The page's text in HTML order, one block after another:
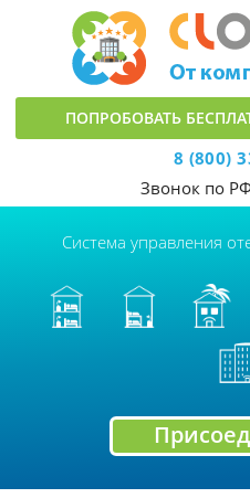
ПОПРОБОВАТЬ
8 (800)
Звонок по
Система управления